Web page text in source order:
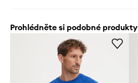
Prohlédněte si podobné produkty